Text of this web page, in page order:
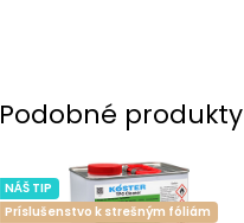
Podobné produkty
NÁŠ TIP
Príslušenstvo k strešným fóliám